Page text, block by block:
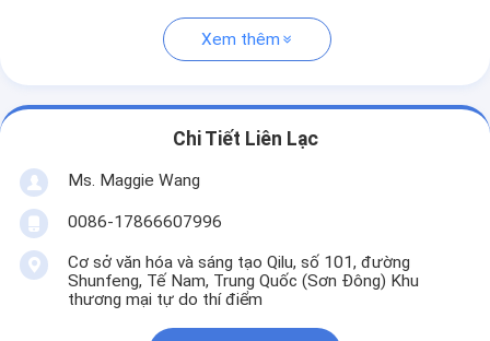
Xem thêm
Chi Tiết Liên Lạc
Ms. Maggie Wang
0086-17866607996
Cơ sở văn hóa và sáng tạo Qilu, số 101, đường
Shunfeng, Tế Nam, Trung Quốc (Sơn Đông) Khu
thương mại tự do thí điểm